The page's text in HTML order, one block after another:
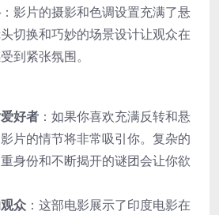
：影片的摄影和色调设置充满了悬
切换和巧妙的场景设计让观众在
到紧张氛围。
好者 ：如果你喜欢充满反转和悬
片的情节将非常吸引你。复杂的
身份和不断揭开的谜团会让你欲
众 ：这部电影展示了印度电影在